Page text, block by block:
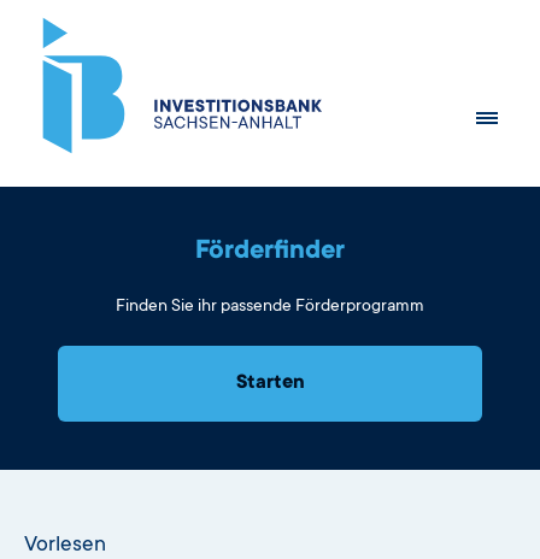
Förderfinder
Finden Sie ihr passende Förderprogramm
Starten
Vorlesen